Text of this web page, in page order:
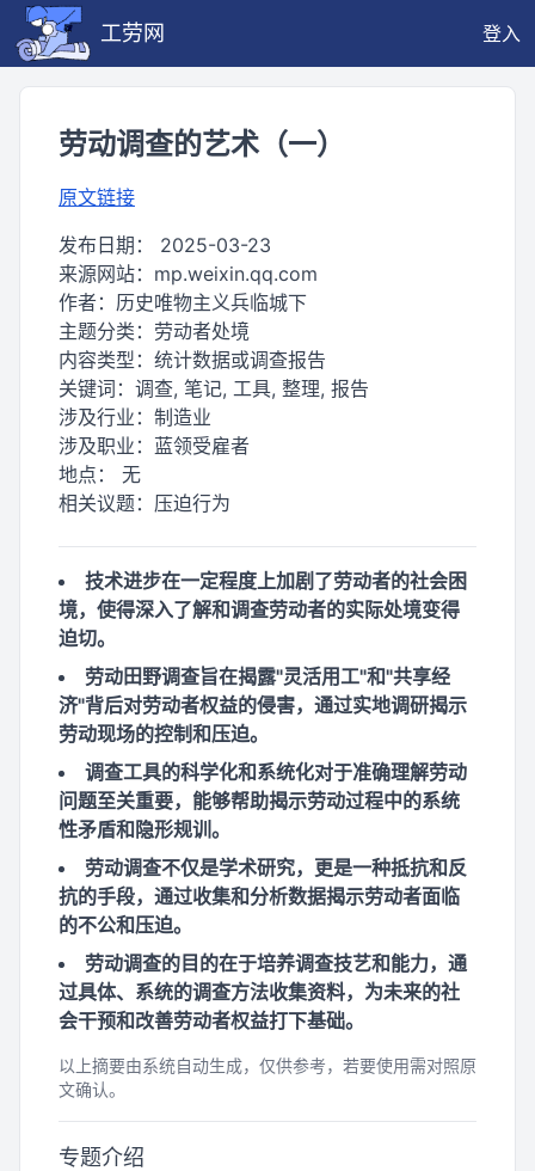
工劳网 登入
劳动调查的艺术（一）
原文链接
发布日期： 2025-03-23
来源网站： mp.weixin.qq.com
作者： 历史唯物主义兵临城下
主题分类： 劳动者处境
内容类型： 统计数据或调查报告
关键词： 调查, 笔记, 工具, 整理, 报告
涉及行业： 制造业
涉及职业： 蓝领受雇者
地点： 无
相关议题： 压迫行为
技术进步在一定程度上加剧了劳动者的社会困
境，使得深入了解和调查劳动者的实际处境变得
迫切。
劳动田野调查旨在揭露"灵活用工"和"共享经
济"背后对劳动者权益的侵害，通过实地调研揭示
劳动现场的控制和压迫。
调查工具的科学化和系统化对于准确理解劳动
问题至关重要，能够帮助揭示劳动过程中的系统
性矛盾和隐形规训。
劳动调查不仅是学术研究，更是一种抵抗和反
抗的手段，通过收集和分析数据揭示劳动者面临
的不公和压迫。
劳动调查的目的在于培养调查技艺和能力，通
过具体、系统的调查方法收集资料，为未来的社
会干预和改善劳动者权益打下基础。
以上摘要由系统自动生成，仅供参考，若要使用需对照原
文确认。
专题介绍